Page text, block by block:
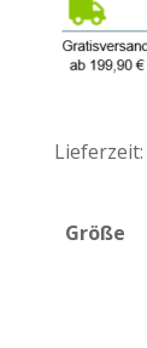
Lieferzeit:
Größe